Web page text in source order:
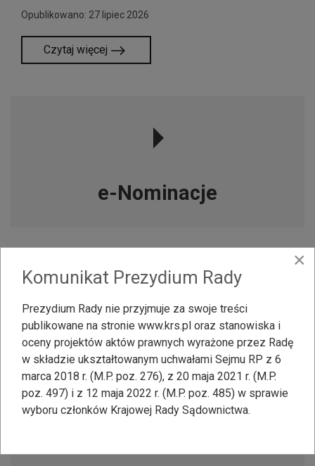
Opublikowano: 27 lipiec 2026
Czytaj więcej
e-Nominacje
Skargi i Wnioski
×
Komunikat Prezydium Rady
Prezydium Rady nie przyjmuje za swoje treści
publikowane na stronie www.krs.pl oraz stanowiska i
oceny projektów aktów prawnych wyrażone przez Radę
w składzie ukształtowanym uchwałami Sejmu RP z 6
marca 2018 r. (M.P. poz. 276), z 20 maja 2021 r. (M.P.
poz. 497) i z 12 maja 2022 r. (M.P. poz. 485) w sprawie
wyboru członków Krajowej Rady Sądownictwa.